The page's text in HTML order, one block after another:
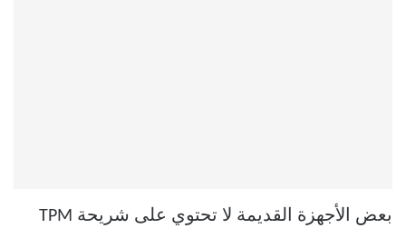
بعض الأجهزة القديمة لا تحتوي على شريحة TPM